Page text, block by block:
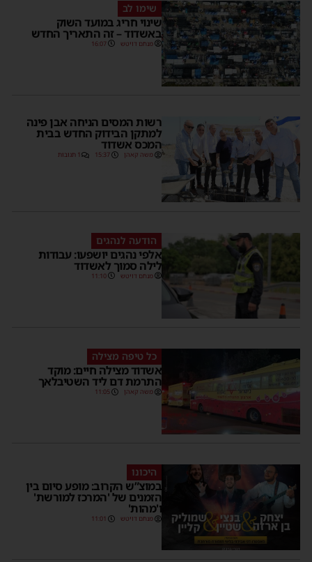
שימו לב
שינוי חריג במועד השוק
באשדוד – זה התאריך החדש
מנחם דויטש 16:07
רשות המסים הניחה אבן פינה
למתקן הבידוק החדש בבית
המכס אשדוד
משה קאהן 15:37 1 תגובות
הודעה לנהגים
אלפי נהגים יושפעו: עבודות
לילה סמוך לאשדוד
מנחם דויטש 11:10
כל טיפה מצילה
אשדוד מצילה חיים: מוקד
התרמת דם ליד השטיבלאך
משה קאהן 11:05
היכונו
במוצ”ש הקרוב: מופע סיום בין
הזמנים של 'המרכז למורשת'
ו'מהות'
מנחם דויטש 11:01